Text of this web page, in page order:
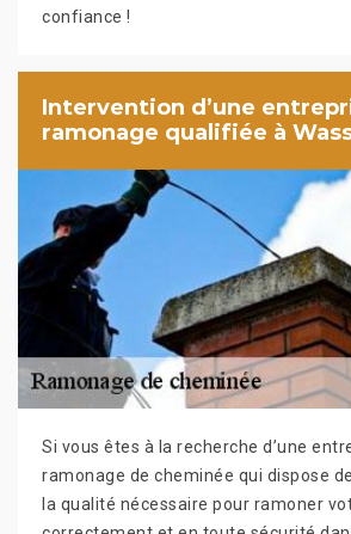
confiance !
Intervention d’une
ramonage qualifiée à
Si vous êtes à la recherche d’une
ramonage de cheminée qui dispose
la qualité nécessaire pour ramoner